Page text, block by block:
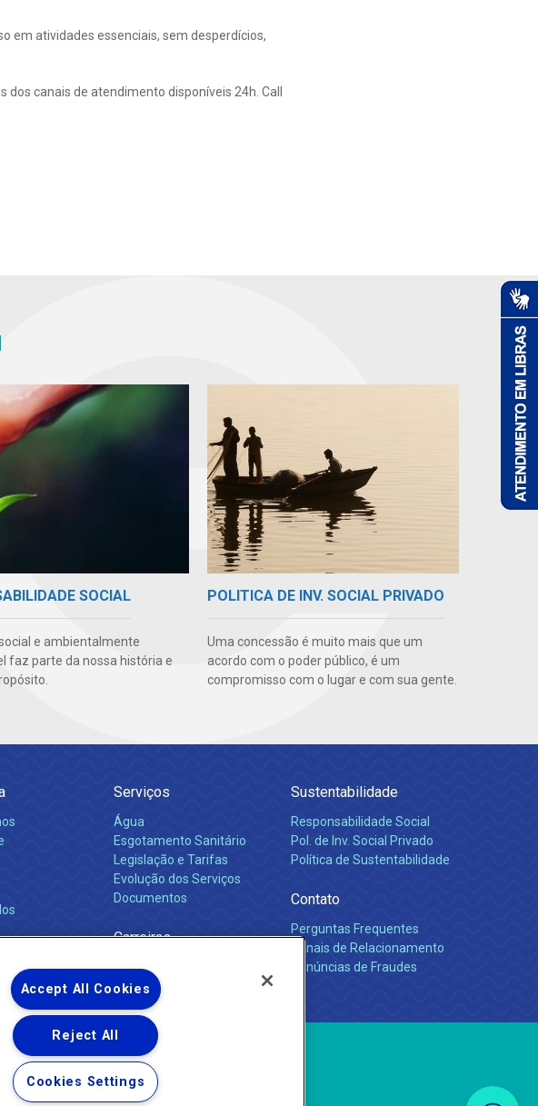
em atividades essenciais, sem desperdícios,
canais de atendimento disponíveis 24h. Call
SOCIAL
e ambientalmente
faz parte da nossa história e
POLITICA DE INV. SOCIAL PRIVADO
Uma concessão é muito mais que um
acordo com o poder público, é um
compromisso com o lugar e com sua gente.
Serviços
Água
Esgotamento Sanitário
Legislação e Tarifas
Evolução dos Serviços
Documentos
Carreiras
Sustentabilidade
Responsabilidade Social
Pol. de Inv. Social Privado
Política de Sustentabilidade
Contato
Perguntas Frequentes
Canais de Relacionamento
Denúncias de Fraudes
Direitos Reservados.
Accept All Cookies
Reject All
Cookies Settings